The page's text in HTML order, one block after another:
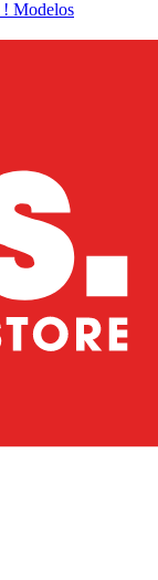
! Modelos